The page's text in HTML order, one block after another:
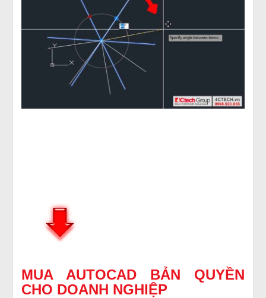
MUA AUTOCAD BẢN QUYỀN
CHO DOANH NGHIỆP